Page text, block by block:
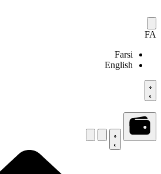
FA
Farsi
English